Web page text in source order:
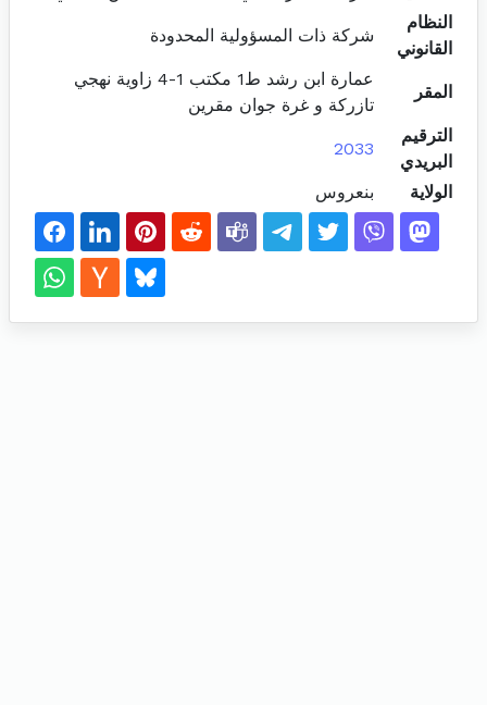
النظام
القانوني
شركة ذات المسؤولية المحدودة
المقر
عمارة ابن رشد ط1 مكتب 1-4 زاوية نهجي
تازركة و غرة جوان مقرين
الترقيم
البريدي
2033
الولاية بنعروس